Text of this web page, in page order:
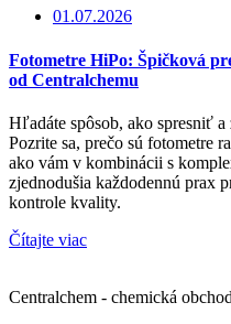
01.07.2026
Fotometre HiPo: Špičková
od Centralchemu
Hľadáte spôsob, ako spresniť
Pozrite sa, prečo sú fotometre
ako vám v kombinácii s
zjednodušia každodennú prax
kontrole kvality.
Čítajte viac
Centralchem - chemická